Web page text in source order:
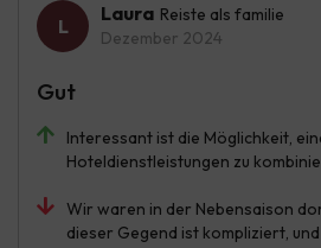
Laura Reiste als familie
Dezember 2024
Interessant ist die Möglichkeit,
Hoteldienstleistungen zu
Wir waren in der Nebensaison
dieser Gegend ist kompliziert,
Gut